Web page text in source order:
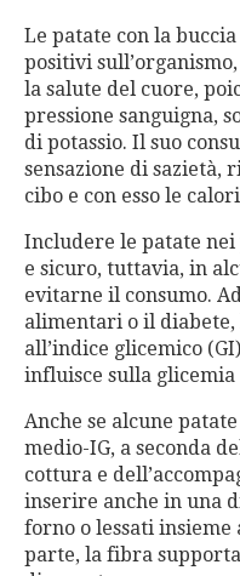
Le patate con la
positivi
la salute del cuore,
pressione sanguigna,
di potassio. Il suo
sensazione di sazietà,
cibo e con esso le
Includere le patate
e sicuro, tuttavia, in
evitarne il consumo.
alimentari o il diabete,
all’indice glicemico
influisce sulla
Anche se alcune
medio-IG, a seconda
cottura e
inserire anche in una
forno o lessati
parte, la fibra